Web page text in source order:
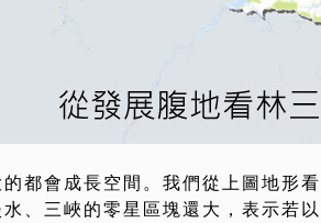
都會成長空間。我們從上圖地形
、三峽的零星區塊還大，表示若